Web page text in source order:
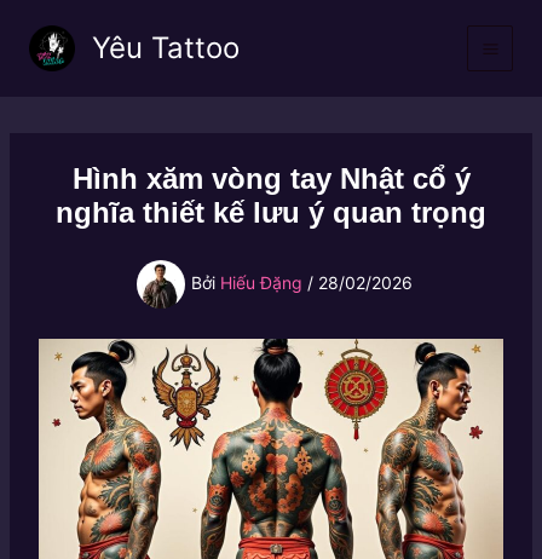
Yêu Tattoo
Hình xăm vòng tay Nhật cổ ý
nghĩa thiết kế lưu ý quan trọng
Bởi Hiếu Đặng / 28/02/2026